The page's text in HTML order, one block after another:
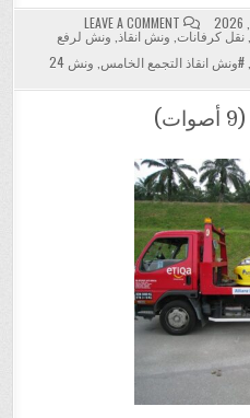
LEAVE A COMMENT
ON
ونش
الفرسان
لإنقاذ
السيارات
في
,نقل كرفانات ونش انقاذ ونش لرفع
,#ونش انقاذ التجمع الخامس ونش 24